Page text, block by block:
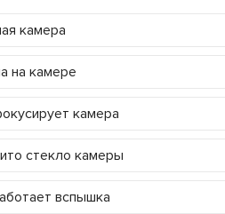
камера
на камере
камера
стекло камеры
вспышка